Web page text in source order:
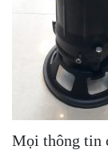
Mọi thông tin